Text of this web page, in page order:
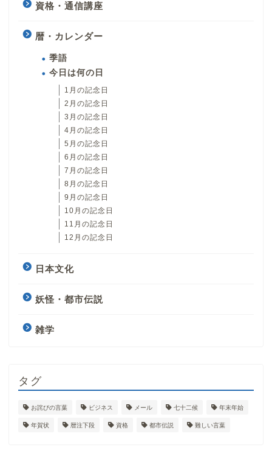
資格・通信講座
暦・カレンダー
季語
今日は何の日
1月の記念日
2月の記念日
3月の記念日
4月の記念日
5月の記念日
6月の記念日
7月の記念日
8月の記念日
9月の記念日
10月の記念日
11月の記念日
12月の記念日
日本文化
妖怪・都市伝説
雑学
タグ
お詫びの言葉 ビジネス メール 七十二候 年末年始
年賀状 暦注下段 資格 都市伝説 難しい言葉